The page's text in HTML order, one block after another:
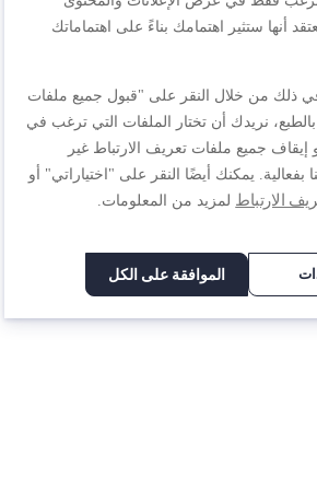
الخاصة
Primary stewpot 24 cm 10 year
أنها ستثير اهتمامك بناءً على اهتماماتك
في ذلك من خلال النقر على "قبول جميع ملفات
نريدك أن تختار الملفات التي ترغب في
إيقاف جميع ملفات تعريف الارتباط غير
بفعالية. يمكنك أيضًا النقر على "اختياراتي" أو
الارتباط لمزيد من المعلومات.
الموافقة على الكل